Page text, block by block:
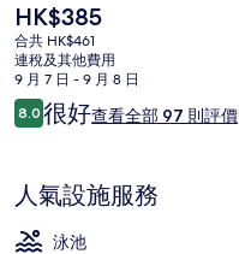
村
相
片
現
價
HK$385
HK$385
合共 HK$461
連稅及其他費用
9 月 7 日 - 9 月 8 日
評
價
8.08.0 分，滿分 10 分，
很好查看全部 97 則評價
人氣設施服務
泳池